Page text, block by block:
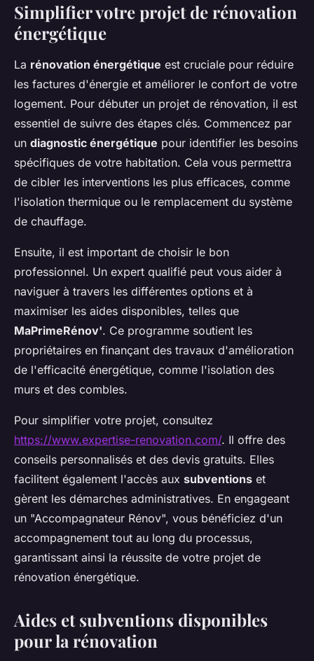
Simplifier votre projet de rénovation
énergétique
La rénovation énergétique est cruciale pour réduire
les factures d'énergie et améliorer le confort de votre
logement. Pour débuter un projet de rénovation, il est
essentiel de suivre des étapes clés. Commencez par
un diagnostic énergétique pour identifier les besoins
spécifiques de votre habitation. Cela vous permettra
de cibler les interventions les plus efficaces, comme
l'isolation thermique ou le remplacement du système
de chauffage.
Ensuite, il est important de choisir le bon
professionnel. Un expert qualifié peut vous aider à
naviguer à travers les différentes options et à
maximiser les aides disponibles, telles que
MaPrimeRénov'. Ce programme soutient les
propriétaires en finançant des travaux d'amélioration
de l'efficacité énergétique, comme l'isolation des
murs et des combles.
Pour simplifier votre projet, consultez
https://www.expertise-renovation.com/. Il offre des
conseils personnalisés et des devis gratuits. Elles
facilitent également l'accès aux subventions et
gèrent les démarches administratives. En engageant
un "Accompagnateur Rénov", vous bénéficiez d'un
accompagnement tout au long du processus,
garantissant ainsi la réussite de votre projet de
rénovation énergétique.
Aides et subventions disponibles
pour la rénovation